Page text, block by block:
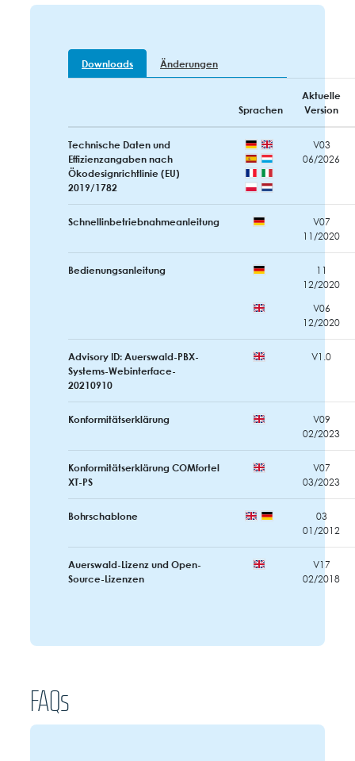
Downloads Änderungen
Sprachen
Aktuelle
Version
Technische Daten und
Effizienzangaben nach
Ökodesignrichtlinie (EU)
2019/1782
V03
06/2026
Schnellinbetriebnahmeanleitung
V07
11/2020
Bedienungsanleitung
11
12/2020
V06
12/2020
Advisory ID: Auerswald-PBX-
Systems-Webinterface-
20210910
V1.0
Konformitätserklärung
V09
02/2023
Konformitätserklärung COMfortel
XT-PS
V07
03/2023
Bohrschablone
03
01/2012
Auerswald-Lizenz und Open-
Source-Lizenzen
V17
02/2018
FAQs